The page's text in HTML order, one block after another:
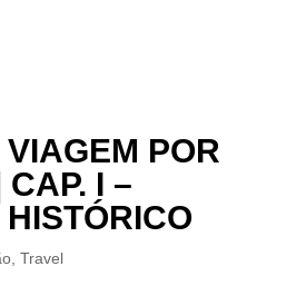
POR
I –
, Travel